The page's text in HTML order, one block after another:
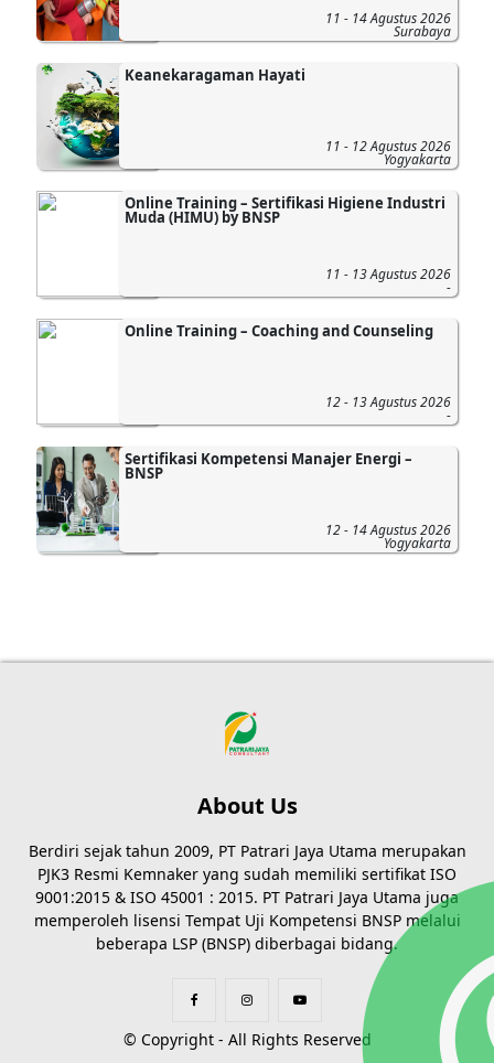
11 - 14 Agustus 2026
Surabaya
Keanekaragaman Hayati
11 - 12 Agustus 2026
Yogyakarta
Online Training – Sertifikasi Higiene Industri
Muda (HIMU) by BNSP
11 - 13 Agustus 2026
-
Online Training – Coaching and Counseling
12 - 13 Agustus 2026
-
Sertifikasi Kompetensi Manajer Energi –
BNSP
12 - 14 Agustus 2026
Yogyakarta
About Us
Berdiri sejak tahun 2009, PT Patrari Jaya Utama merupakan
PJK3 Resmi Kemnaker yang sudah memiliki sertifikat ISO
9001:2015 & ISO 45001 : 2015. PT Patrari Jaya Utama juga
memperoleh lisensi Tempat Uji Kompetensi BNSP melalui
beberapa LSP (BNSP) diberbagai bidang.
© Copyright - All Rights Reserved